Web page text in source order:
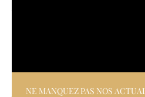
connaît
uneNE MANQUEZ PAS NOS